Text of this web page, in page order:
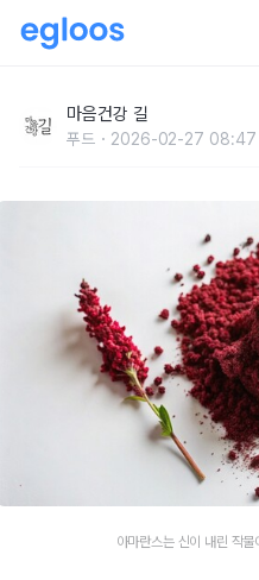
마음건강 길
푸드 2026-02-27 08:47
아마란스는 신이 내린 작